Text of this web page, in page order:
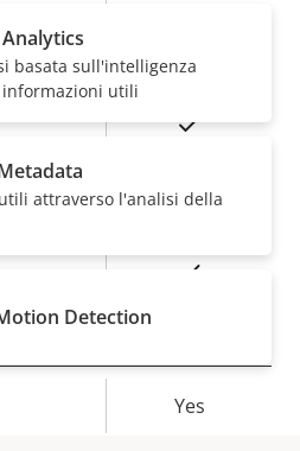
Sì
Baseline,
Yes
basata sull'intelligenza
utili
attraverso l'analisi della
Detection